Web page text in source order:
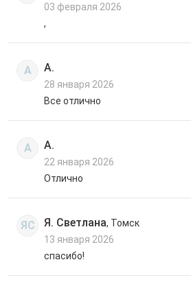
03 февраля 2026
,
А А.
28 января 2026
Все отлично
А А.
22 января 2026
Отлично
ЯС Я. Светлана, Томск
13 января 2026
спасибо!